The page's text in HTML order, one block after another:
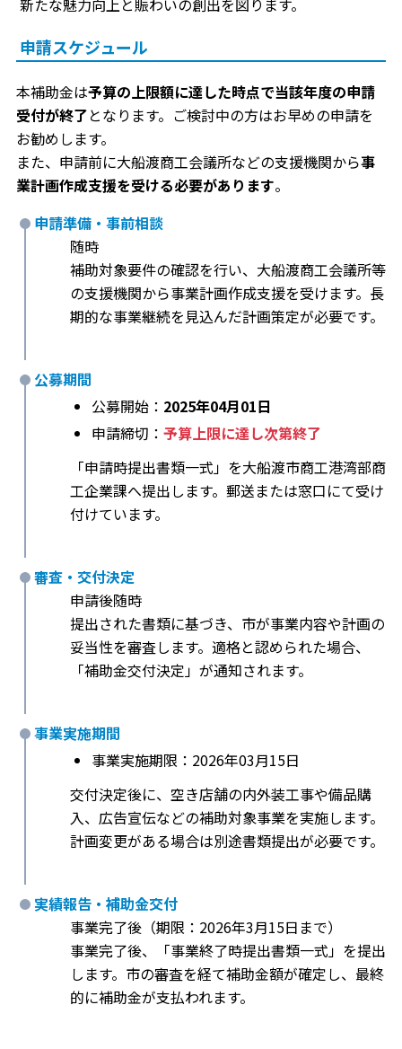
新たな魅力向上と賑わいの創出を図ります。
申請スケジュール
本補助金は予算の上限額に達した時点で当該年度の申請
受付が終了となります。ご検討中の方はお早めの申請を
お勧めします。
また、申請前に大船渡商工会議所などの支援機関から事
業計画作成支援を受ける必要があります。
申請準備・事前相談
随時
補助対象要件の確認を行い、大船渡商工会議所等
の支援機関から事業計画作成支援を受けます。長
期的な事業継続を見込んだ計画策定が必要です。
公募期間
公募開始： 2025年04月01日
申請締切： 予算上限に達し次第終了
「申請時提出書類一式」を大船渡市商工港湾部商
工企業課へ提出します。郵送または窓口にて受け
付けています。
審査・交付決定
申請後随時
提出された書類に基づき、市が事業内容や計画の
妥当性を審査します。適格と認められた場合、
「補助金交付決定」が通知されます。
事業実施期間
事業実施期限：2026年03月15日
交付決定後に、空き店舗の内外装工事や備品購
入、広告宣伝などの補助対象事業を実施します。
計画変更がある場合は別途書類提出が必要です。
実績報告・補助金交付
事業完了後（期限：2026年3月15日まで）
事業完了後、「事業終了時提出書類一式」を提出
します。市の審査を経て補助金額が確定し、最終
的に補助金が支払われます。